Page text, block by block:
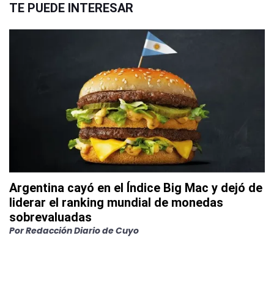
TE PUEDE INTERESAR
Argentina cayó en el Índice Big Mac y dejó de
liderar el ranking mundial de monedas
sobrevaluadas
PorRedacción Diario de Cuyo